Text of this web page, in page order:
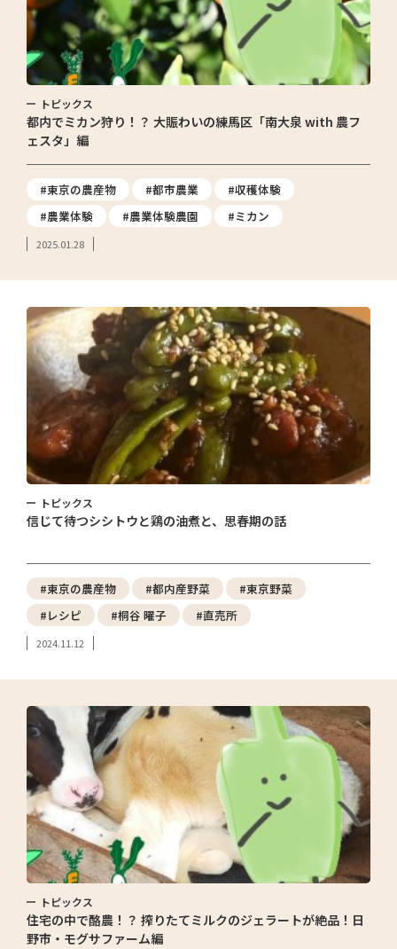
トピックス
都内でミカン狩り！？ 大賑わいの練馬区「南大泉 with 農フ
ェスタ」編
#東京の農産物 #都市農業
#収穫体験
#農業体験
#農業体験農園 #ミカン
2025.01.28
トピックス
信じて待つシシトウと鶏の油煮と、思春期の話
#東京の農産物 #都内産野菜
#東京野菜
#レシピ
#桐谷 曜子 #直売所
2024.11.12
トピックス
住宅の中で酪農！？ 搾りたてミルクのジェラートが絶品！日
野市・モグサファーム編